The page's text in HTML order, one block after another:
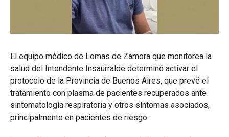
El equipo médico de Lomas de Zamora que monitorea la
salud del Intendente Insaurralde determinó activar el
protocolo de la Provincia de Buenos Aires, que prevé el
tratamiento con plasma de pacientes recuperados ante
sintomatología respiratoria y otros síntomas asociados,
principalmente en pacientes de riesgo.